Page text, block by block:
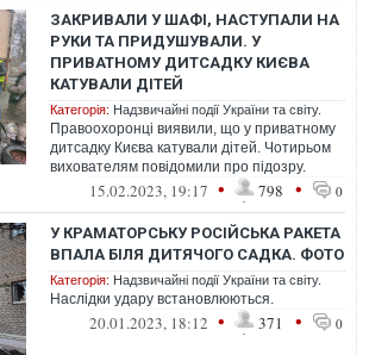
ЗАКРИВАЛИ У ШАФІ, НАСТУПАЛИ НА
РУКИ ТА ПРИДУШУВАЛИ. У
ПРИВАТНОМУ ДИТСАДКУ КИЄВА
КАТУВАЛИ ДІТЕЙ
Категорія: Надзвичайні події України та світу.
Правоохоронці виявили, що у приватному
дитсадку Києва катували дітей. Чотирьом
вихователям повідомили про підозру.
15.02.2023, 19:17 • 798 • 0
У КРАМАТОРСЬКУ РОСІЙСЬКА РАКЕТА
ВПАЛА БІЛЯ ДИТЯЧОГО САДКА. ФОТО
Категорія: Надзвичайні події України та світу.
Наслідки удару встановлюються.
20.01.2023, 18:12 • 371 • 0